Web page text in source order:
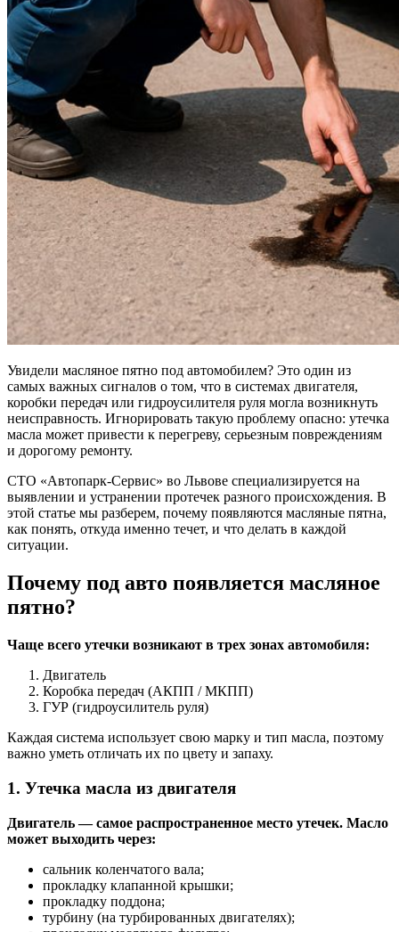
Увидели масляное пятно под автомобилем? Это один из
самых важных сигналов о том, что в системах двигателя,
коробки передач или гидроусилителя руля могла возникнуть
неисправность. Игнорировать такую проблему опасно: утечка
масла может привести к перегреву, серьезным повреждениям
и дорогому ремонту.
СТО «Автопарк-Сервис» во Львове специализируется на
выявлении и устранении протечек разного происхождения. В
этой статье мы разберем, почему появляются масляные пятна,
как понять, откуда именно течет, и что делать в каждой
ситуации.
Почему под авто появляется масляное
пятно?
Чаще всего утечки возникают в трех зонах автомобиля:
Двигатель
Коробка передач (АКПП / МКПП)
ГУР (гидроусилитель руля)
Каждая система использует свою марку и тип масла, поэтому
важно уметь отличать их по цвету и запаху.
1. Утечка масла из двигателя
Двигатель — самое распространенное место утечек. Масло
может выходить через:
сальник коленчатого вала;
прокладку клапанной крышки;
прокладку поддона;
турбину (на турбированных двигателях);